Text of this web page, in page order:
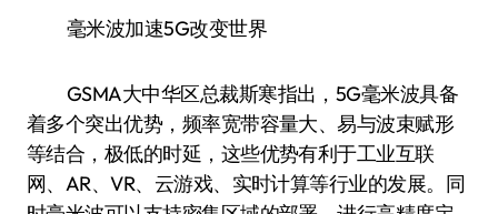
毫米波加速5G改变世界
GSMA大中华区总裁斯寒指出，5G毫米波具备
着多个突出优势，频率宽带容量大、易与波束赋形
等结合，极低的时延，这些优势有利于工业互联
网、AR、VR、云游戏、实时计算等行业的发展。同